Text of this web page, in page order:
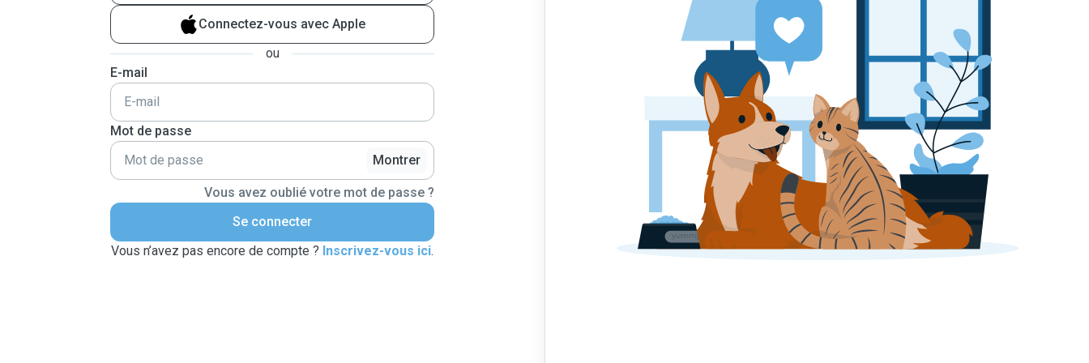
Connectez-vous avec Apple
ou
E-mail
Mot de passe
Montrer
Vous avez oublié votre mot de passe ?
Se connecter
Vous n’avez pas encore de compte ? Inscrivez-vous ici.